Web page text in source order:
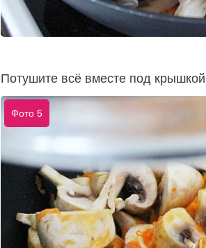
Потушите всё вместе под
Фото 5